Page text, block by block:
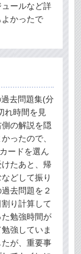
ールなど詳
かったで
去問題集(分
れ時間を見
の解説を隠
ったので、
ードを選ん
たあと、帰
どして振り
去問題を２
り計算して
勉強時間が
強していま
が、重要事